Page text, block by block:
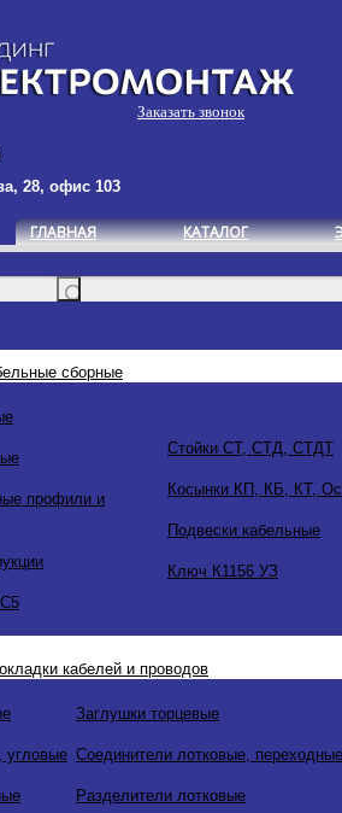
28, офис 103
Заказать звонок
ГЛАВНАЯ КАТАЛОГ
сборные
профили и
Стойки СТ, СТД, СТДТ
Косынки КП, КБ, КТ,
Подвески кабельные
Ключ К1156 УЗ
кабелей и проводов
угловые
Заглушки торцевые
Соединители лотковые,
Разделители лотковые